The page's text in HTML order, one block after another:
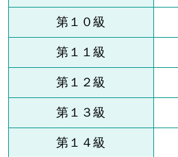
第１０級
第１１級
第１２級
第１３級
第１４級